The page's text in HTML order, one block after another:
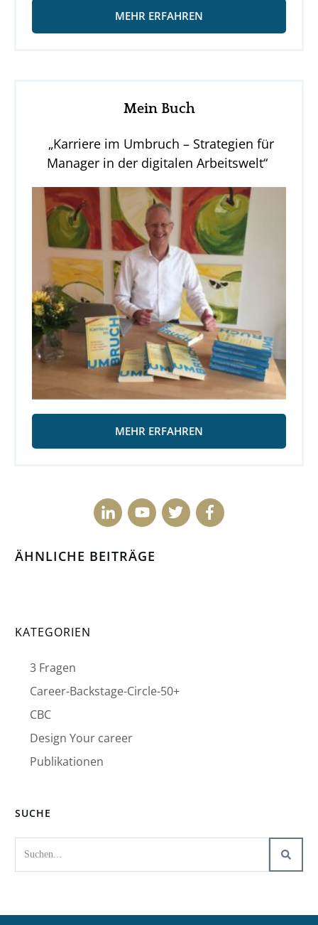
MEHR ERFAHREN
Mein Buch
„Karriere im Umbruch – Strategien für
Manager in der digitalen Arbeitswelt“
MEHR ERFAHREN
ÄHNLICHE BEITRÄGE
KATEGORIEN
3 Fragen
Career-Backstage-Circle-50+
CBC
Design Your career
Publikationen
SUCHE